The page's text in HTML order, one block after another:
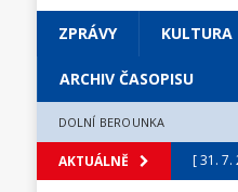
ZPRÁVY KULTURA
ARCHIV ČASOPISU
DOLNÍ BEROUNKA
AKTUÁLNĚ [ 31. 7.